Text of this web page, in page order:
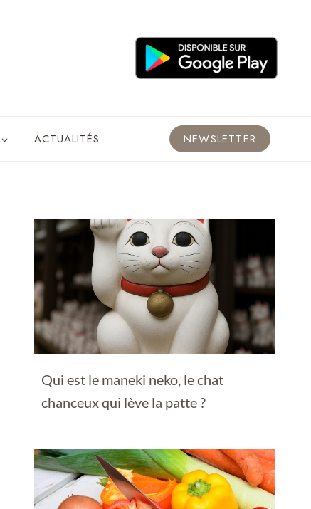
ACTUALITÉS NEWSLETTER
Qui est le maneki neko, le chat
chanceux qui lève la patte ?